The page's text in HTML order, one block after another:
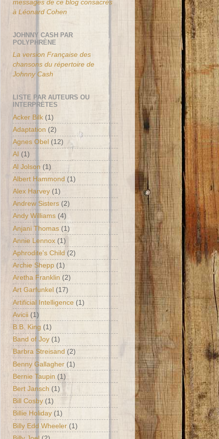
messages de ce blog consacrés
à Léonard Cohen
JOHNNY CASH PAR
POLYPHRÈNE
La version Française des
chansons du répertoire de
Johnny Cash
LISTE PAR AUTEURS OU
INTERPRÈTES
Acker Bilk (1)
Adaptation (2)
Agnes Obel (12)
AI (1)
Al Jolson (1)
Albert Hammond (1)
Alex Harvey (1)
Andrew Sisters (2)
Andy Williams (4)
Anjani Thomas (1)
Annie Lennox (1)
Aphrodite's Child (2)
Archie Shepp (1)
Aretha Franklin (2)
Art Garfunkel (17)
Artificial Intelligence (1)
Avicii (1)
B.B. King (1)
Band of Joy (1)
Barbra Streisand (2)
Benny Gallagher (1)
Bernie Taupin (1)
Bert Jansch (1)
Bill Cosby (1)
Billie Holiday (1)
Billy Edd Wheeler (1)